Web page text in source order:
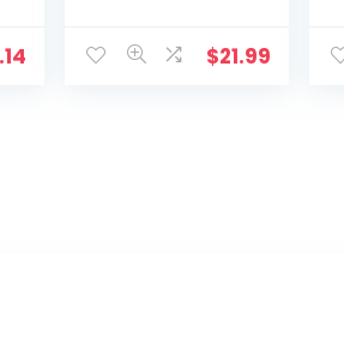
Montage
$21.99